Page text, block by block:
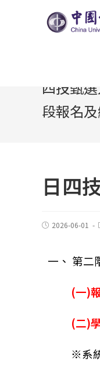
四技甄
段報名
日四
2026-06-01
一、 第二
(一)
(二)
※系